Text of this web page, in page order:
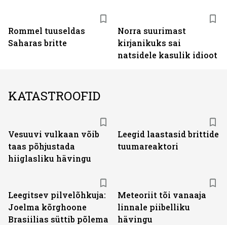
Rommel tuuseldas
Saharas britte
Norra suurimast
kirjanikuks sai
natsidele kasulik idioot
KATASTROOFID
Vesuuvi vulkaan võib
taas põhjustada
hiiglasliku hävingu
Leegid laastasid brittide
tuumareaktori
Leegitsev pilvelõhkuja:
Joelma kõrghoone
Brasiilias süttib põlema
Meteoriit tõi vanaaja
linnale piibelliku
hävingu